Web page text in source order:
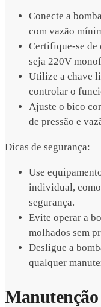
Conecte a
com vazão
Certifique-se de
seja 220V
Utilize a chave
controlar o
Ajuste o bico
de pressão e
Dicas de segurança:
Use
individual,
segurança.
Evite operar a
molhados sem
Desligue a
qualquer